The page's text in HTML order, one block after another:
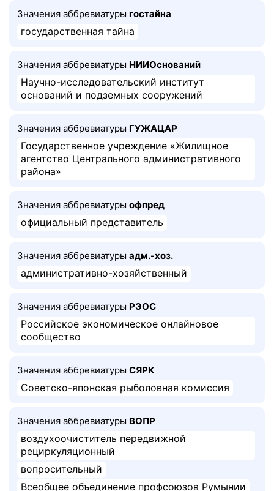
Значения аббревиатуры гостайна
государственная тайна
Значения аббревиатуры НИИОснований
Научно-исследовательский институт
оснований и подземных сооружений
Значения аббревиатуры ГУЖАЦАР
Государственное учреждение «Жилищное
агентство Центрального административного
района»
Значения аббревиатуры офпред
официальный представитель
Значения аббревиатуры адм.-хоз.
административно-хозяйственный
Значения аббревиатуры РЭОС
Российское экономическое онлайновое
сообщество
Значения аббревиатуры СЯРК
Советско-японская рыболовная комиссия
Значения аббревиатуры ВОПР
воздухоочиститель передвижной
рециркуляционный
вопросительный
Всеобщее объединение профсоюзов Румынии